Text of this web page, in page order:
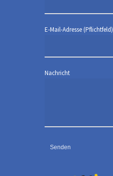
E-Mail-Adresse (Pflichtfeld)
Nachricht